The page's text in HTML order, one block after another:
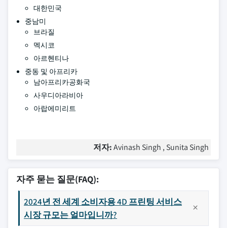
대한민국
중남미
브라질
멕시코
아르헨티나
중동 및 아프리카
남아프리카공화국
사우디아라비아
아랍에미리트
저자:Avinash Singh , Sunita Singh
자주 묻는 질문(FAQ):
2024년 전 세계 소비자용 4D 프린팅 서비스
시장 규모는 얼마입니까?